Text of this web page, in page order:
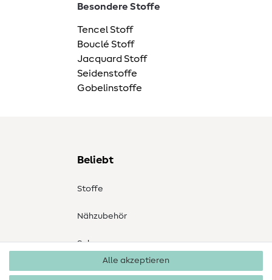
Besondere Stoffe
Tencel Stoff
Bouclé Stoff
Jacquard Stoff
Seidenstoffe
Gobelinstoffe
Beliebt
Stoffe
Nähzubehör
Sale
Schnittmuster
Alle akzeptieren